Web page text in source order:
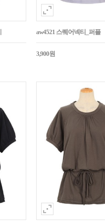
aw4521 스퀘어넥티_퍼플
3,900원